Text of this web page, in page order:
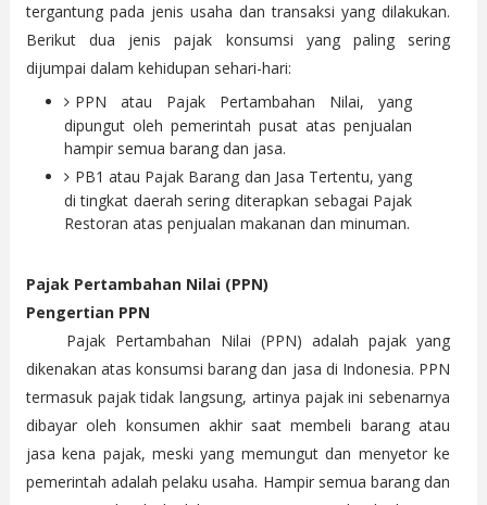
tergantung pada jenis usaha dan transaksi yang dilakukan.
Berikut dua jenis pajak konsumsi yang paling sering
dijumpai dalam kehidupan sehari-hari:
PPN atau Pajak Pertambahan Nilai, yang
dipungut oleh pemerintah pusat atas penjualan
hampir semua barang dan jasa.
PB1 atau Pajak Barang dan Jasa Tertentu, yang
di tingkat daerah sering diterapkan sebagai Pajak
Restoran atas penjualan makanan dan minuman.
Pajak Pertambahan Nilai (PPN)
Pengertian PPN
Pajak Pertambahan Nilai (PPN) adalah pajak yang
dikenakan atas konsumsi barang dan jasa di Indonesia. PPN
termasuk pajak tidak langsung, artinya pajak ini sebenarnya
dibayar oleh konsumen akhir saat membeli barang atau
jasa kena pajak, meski yang memungut dan menyetor ke
pemerintah adalah pelaku usaha. Hampir semua barang dan